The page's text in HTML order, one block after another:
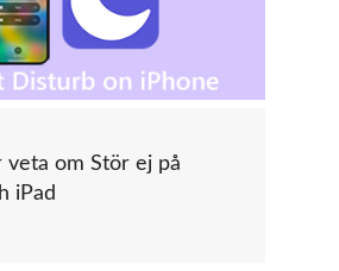
veta om Stör ej på
iPad